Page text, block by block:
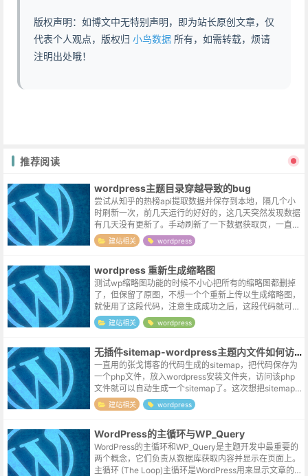
版权声明：如博文中无特别声明，即为站长原创文章，仅
代表个人观点，版权归 小鸟数据 所有，如需转载，烦请
注明出处哦！
推荐阅读
wordpress主题目录穿越导致的bug
尝试从知乎的热榜api提取数据并保存到本地，隔几个小
时刷新一次，前几天运行的好好的，这几天突然发现数据
有几天没有更新了。手动刷新了一下数据获取页，一直提
示无需更新，将文件下载到本地测试，功能又是完好的。
开了wp的debug模式，修正了...
建站相关 wordpress
wordpress 重新生成缩略图
测试wp缩略图功能的时候不小心把所有的缩略图都删掉
了，但保留了原图，不想一个个重新上传以生成缩略图，
就使用了这段代码，注意生成成功之后，这段代码就可以
删掉了。忽然想起之前钉钉宣传的某个功能，阅后即焚~
~function regener...
建站相关 wordpress
无插件sitemap-wordpress主题内文件如何访问根目录
一直用的张戈博客的代码生成的sitemap，把代码保存为
一个php文件，放入wordpress安装文件夹，访问该php
文件就可以自动生成一个sitemap了。这次想把sitemap
文件直接收进主题，修改过程中遇到了几次报错，记录如
下。...
建站相关 wordpress
WordPress的主循环与WP_Query
WordPress的主循环和WP_Query是主题开发中最重要的
两个概念，它们负责从数据库获取内容并显示在页面上。
主循环 (The Loop)主循环是WordPress用来显示文章的